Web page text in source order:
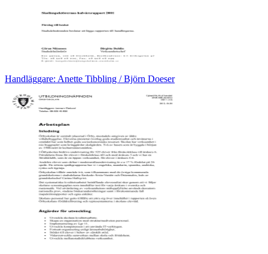
Handläggare: Anette Tibbling / Björn Doeser